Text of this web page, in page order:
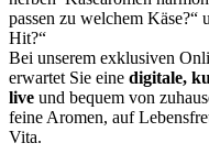
passen zu welchem
Hit?“
Bei unserem exklusiven
erwartet Sie eine digitale,
live und bequem von
feine Aromen, auf
Vita.